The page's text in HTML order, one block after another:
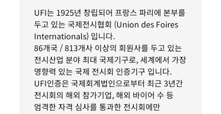
UFI는 1925년 창립되어 프랑스 파리에 본부를
두고 있는 국제전시협회 (Union des Foires
Internationals) 입니다.
86개국 / 813개사 이상의 회원사를 두고 있는
전시산업 분야 최대 국제기구로, 세계에서 가장
영향력 있는 국제 전시회 인증기구 입니다.
UFI인증은 국제회계법인으로부터 최근 3년간
전시회의 해외 참가기업, 해외 바이어 수 등
엄격한 자격 심사를 통과한 전시회에만